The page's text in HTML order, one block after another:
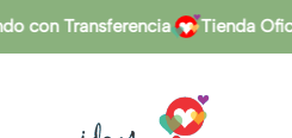
con Transferencia Tienda